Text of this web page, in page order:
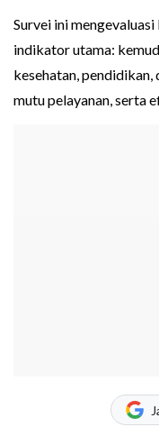
Survei ini
indikator utama:
kesehatan, pendidikan,
mutu pelayanan, serta